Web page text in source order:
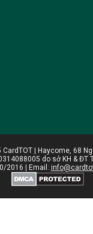
| Haycome, 68
do sở KH & ĐT
2016 | Email: